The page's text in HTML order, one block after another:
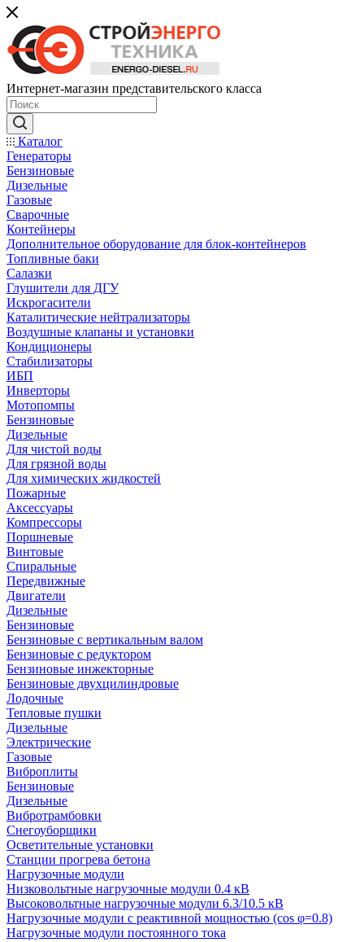
Интернет-магазин представительского класса
Каталог
Генераторы
Бензиновые
Дизельные
Газовые
Сварочные
Контейнеры
Дополнительное оборудование для блок-контейнеров
Топливные баки
Салазки
Глушители для ДГУ
Искрогасители
Каталитические нейтрализаторы
Воздушные клапаны и установки
Кондиционеры
Стабилизаторы
ИБП
Инверторы
Мотопомпы
Бензиновые
Дизельные
Для чистой воды
Для грязной воды
Для химических жидкостей
Пожарные
Аксессуары
Компрессоры
Поршневые
Винтовые
Спиральные
Передвижные
Двигатели
Дизельные
Бензиновые
Бензиновые с вертикальным валом
Бензиновые с редуктором
Бензиновые инжекторные
Бензиновые двухцилиндровые
Лодочные
Тепловые пушки
Дизельные
Электрические
Газовые
Виброплиты
Бензиновые
Дизельные
Вибротрамбовки
Снегоуборщики
Осветительные установки
Станции прогрева бетона
Нагрузочные модули
Низковольтные нагрузочные модули 0.4 кВ
Высоковольтные нагрузочные модули 6.3/10.5 кВ
Нагрузочные модули с реактивной мощностью (cos φ=0.8)
Нагрузочные модули постоянного тока